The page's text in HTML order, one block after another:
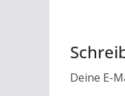
k
Deine E-